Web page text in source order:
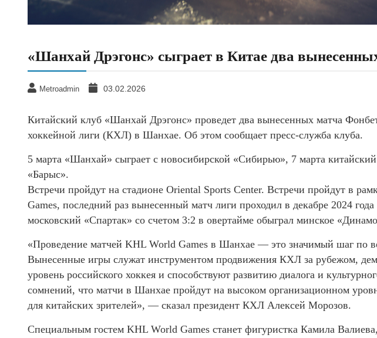
«Шанхай Дрэгонс» сыграет в Китае два
Metroadmin 03.02.2026
Китайский клуб «Шанхай Дрэгонс» проведет два вынесенных матча
хоккейной лиги (КХЛ) в Шанхае. Об этом сообщает пресс-служба клуба.
5 марта «Шанхай» сыграет с новосибирской «Сибирью», 7 марта
«Барыс».
Встречи пройдут на стадионе Oriental Sports Center. Встречи пройдут в
Games, последний раз вынесенный матч лиги проходил в декабре 2024
московский «Спартак» со счетом 3:2 в овертайме обыграл минское
«Проведение матчей KHL World Games в Шанхае — это значимый шаг по
Вынесенные игры служат инструментом продвижения КХЛ за рубежом,
уровень российского хоккея и способствуют развитию диалога и
сомнений, что матчи в Шанхае пройдут на высоком организационном
для китайских зрителей», — сказал президент КХЛ Алексей Морозов.
Специальным гостем KHL World Games станет фигуристка Камила